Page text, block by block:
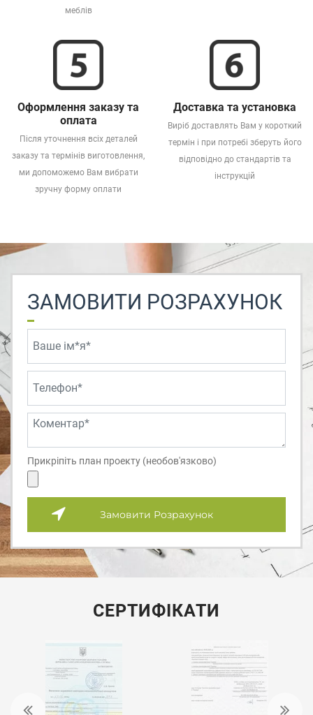
меблів
Оформлення заказу та
оплата
Після уточнення всіх деталей
заказу та термінів виготовлення,
ми допоможемо Вам вибрати
зручну форму оплати
Доставка та установка
Виріб доставлять Вам у короткий
термін і при потребі зберуть його
відповідно до стандартів та
інструкцій
ЗАМОВИТИ РОЗРАХУНОК
Прикріпіть план проекту (необов'язково)
Замовити Розрахунок
СЕРТИФІКАТИ